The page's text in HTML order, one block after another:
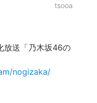
tsooa
送「乃木坂46の
nogizaka/